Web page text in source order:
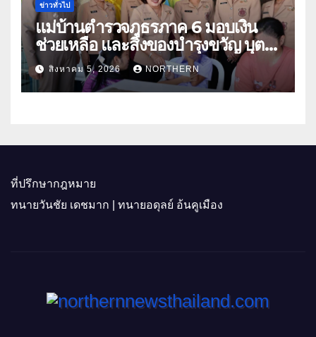
ข่าวทั่วไป
แม่บ้านตำรวจภูธรภาค 6 มอบเงิน
ช่วยเหลือ และสิ่งของบำรุงขวัญ บุตร-
ธิดา ข้าราชการตำรวจจังหวัด
อุทัยธานี
สิงหาคม 5, 2026 NORTHERN
ที่ปรึกษากฎหมาย
ทนายวันชัย เดชมาก | ทนายอดุลย์ อ้นคูเมือง